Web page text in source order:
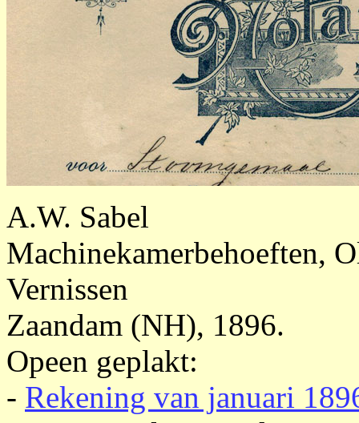
A.W. Sabel
Machinekamerbehoeften,
Vernissen
Zaandam (NH), 1896.
Opeen geplakt:
- Rekening van januari